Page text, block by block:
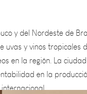
Nordeste de Brasil.
y vinos
la región. La ciudad
en la